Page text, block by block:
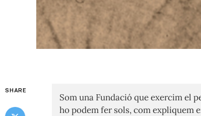
SHARE
Som una Fundació que exercim el
ho podem fer sols, com expliquem